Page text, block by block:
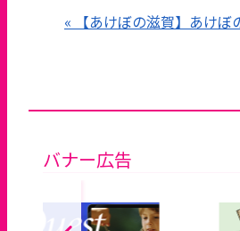
« 【あけぼの滋賀】あけぼ
バナー広告